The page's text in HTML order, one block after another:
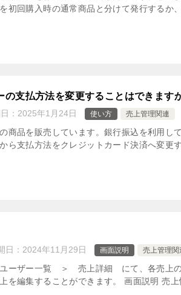
初回購入時の通常商品と分けて発行する
の支払方法を変更することはできます
： 2025年1月24日 使い方 売上管理関連
商品を販売しています。銀行振込を利用し
ら支払方法をクレジットカード決済へ変
日： 2024年11月29日 画面説明 売上管理関
ザー一覧 ＞ 売上詳細 にて、各売上の
を編集することができます。 画面説明 売